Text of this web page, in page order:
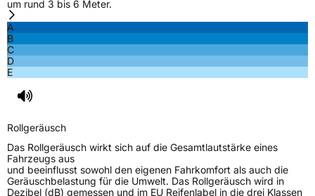
EffizienzD
Fahrzeugklasse
3PMSF / Schneeflockensymbol / Alpine-Symbol
um rund 3 bis 6 Meter.
A
B
C
D
E
Rollgeräusch
Das Rollgeräusch wirkt sich auf die Gesamtlautstärke eines
Fahrzeugs aus
und beeinflusst sowohl den eigenen Fahrkomfort als auch die
Geräuschbelastung für die Umwelt. Das Rollgeräusch wird in
Dezibel (dB) gemessen und im EU Reifenlabel in die drei Klassen